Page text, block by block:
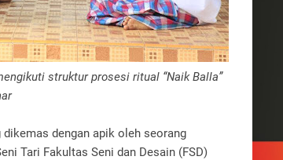
struktur prosesi ritual “Naik Balla”
dengan apik oleh seorang
Tari Fakultas Seni dan Desain (FSD)